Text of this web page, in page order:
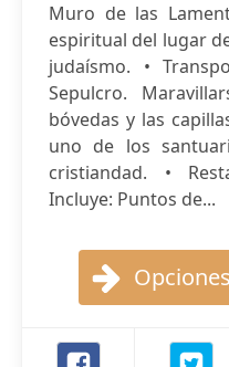
Muro de las
espiritual del lugar
judaísmo. •
Sepulcro.
bóvedas y las
uno de los
cristiandad. •
Incluye: Puntos de...